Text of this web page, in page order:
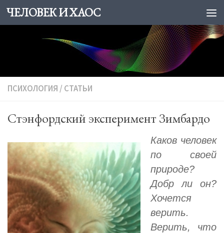
Skip to content
ЧЕЛОВЕК И ХАОС
ПСИХОЛОГИЯ / СТАТЬИ
Стэнфордский эксперимент Зимбардо
Каков человек
по своей
природе?
Добр ли он?
Хочется
верить.
Верить, что